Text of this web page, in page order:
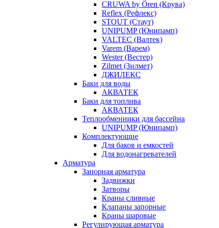
CRUWA by Ören (Крува)
Reflex (Рефлекс)
STOUT (Стаут)
UNIPUMP (Юнипамп)
VALTEC (Валтек)
Varem (Варем)
Wester (Вестер)
Zilmet (Зилмет)
ДЖИЛЕКС
Баки для воды
АКВАТЕК
Баки для топлива
АКВАТЕК
Теплообменники для бассейна
UNIPUMP (Юнипамп)
Комплектующие
Для баков и емкостей
Для водонагревателей
Арматура
Запорная арматура
Задвижки
Затворы
Краны сливные
Клапаны запорные
Краны шаровые
Регулирующая арматура